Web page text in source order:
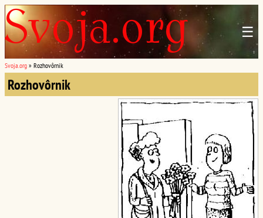
☰
Svoja.org » Rozhovôrnik
Rozhovôrnik